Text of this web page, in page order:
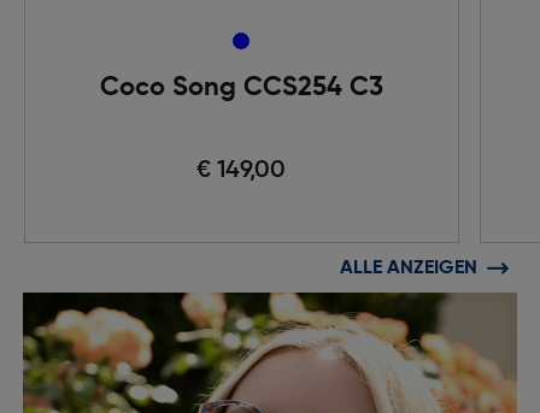
Coco Song CCS254 C3
€ 149,00
ALLE ANZEIGEN